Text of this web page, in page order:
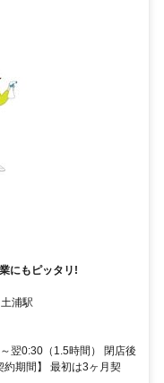
にもピッタリ!
浦駅
翌0:30（1.5時間） 閉店後
約期間】 最初は3ヶ月契